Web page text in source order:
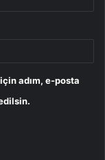
adım, e-posta